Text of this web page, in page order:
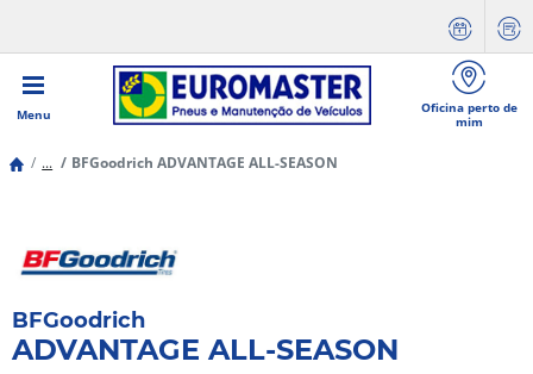
Menu
Oficina perto de
mim
... BFGoodrich ADVANTAGE ALL-SEASON
BFGoodrich
ADVANTAGE ALL-SEASON